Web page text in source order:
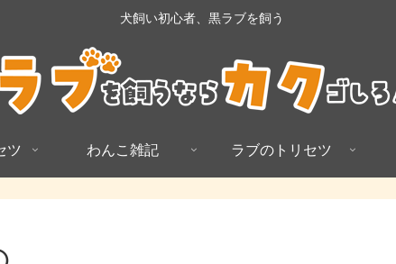
犬飼い初心者、黒ラブを飼う
ツ わんこ雑記 ラブのトリセツ